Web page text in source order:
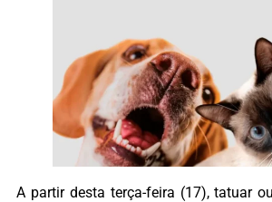
A partir desta terça-feira (17), tatuar